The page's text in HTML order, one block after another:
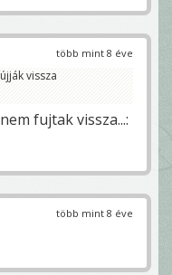
több mint 8 éve
vissza
fujtak vissza...:
több mint 8 éve